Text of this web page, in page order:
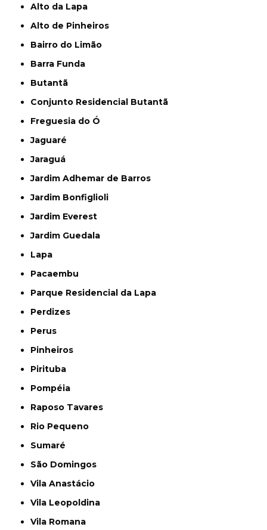
Alto da Lapa
Alto de Pinheiros
Bairro do Limão
Barra Funda
Butantã
Conjunto Residencial Butantã
Freguesia do Ó
Jaguaré
Jaraguá
Jardim Adhemar de Barros
Jardim Bonfiglioli
Jardim Everest
Jardim Guedala
Lapa
Pacaembu
Parque Residencial da Lapa
Perdizes
Perus
Pinheiros
Pirituba
Pompéia
Raposo Tavares
Rio Pequeno
Sumaré
São Domingos
Vila Anastácio
Vila Leopoldina
Vila Romana